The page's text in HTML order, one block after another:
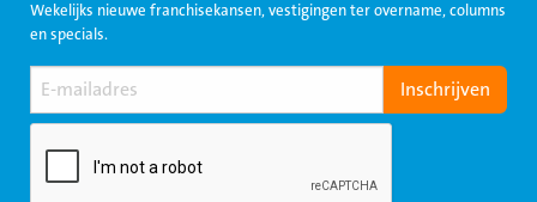
Wekelijks nieuwe franchisekansen, vestigingen ter overname, columns
en specials.